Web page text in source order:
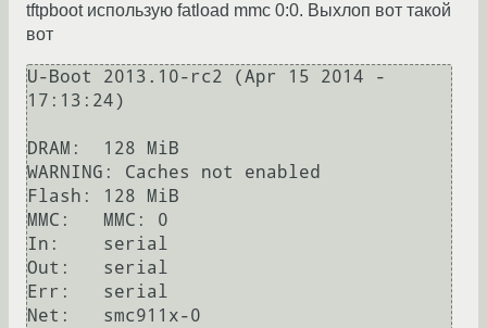
tftpboot использую fatload mmc 0:0. Выхлоп вот такой
вот
U-Boot 2013.10-rc2 (Apr 15 2014 -
17:13:24)
DRAM:  128 MiB
WARNING: Caches not enabled
Flash: 128 MiB
MMC:   MMC: 0
In:    serial
Out:   serial
Err:   serial
Net:   smc911x-0